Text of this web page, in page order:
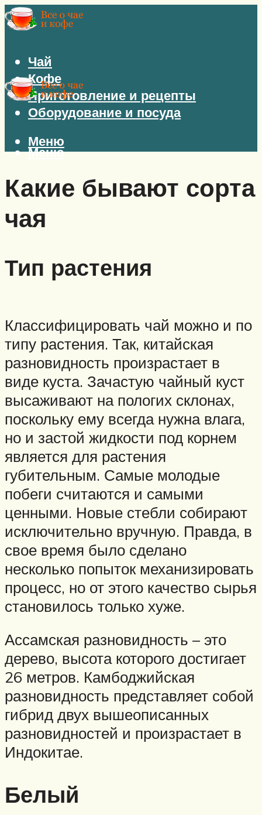
Чай
Кофе
Приготовление и рецепты
Оборудование и посуда
Меню
Меню
Какие бывают сорта
чая
Тип растения
Классифицировать чай можно и по
типу растения. Так, китайская
разновидность произрастает в
виде куста. Зачастую чайный куст
высаживают на пологих склонах,
поскольку ему всегда нужна влага,
но и застой жидкости под корнем
является для растения
губительным. Самые молодые
побеги считаются и самыми
ценными. Новые стебли собирают
исключительно вручную. Правда, в
свое время было сделано
несколько попыток механизировать
процесс, но от этого качество сырья
становилось только хуже.
Ассамская разновидность – это
дерево, высота которого достигает
26 метров. Камбоджийская
разновидность представляет собой
гибрид двух вышеописанных
разновидностей и произрастает в
Индокитае.
Белый